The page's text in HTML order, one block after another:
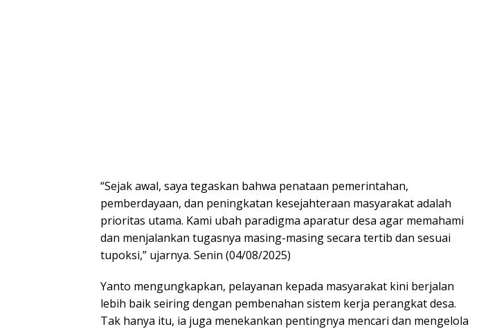
“Sejak awal, saya tegaskan bahwa penataan pemerintahan,
pemberdayaan, dan peningkatan kesejahteraan masyarakat adalah
prioritas utama. Kami ubah paradigma aparatur desa agar memahami
dan menjalankan tugasnya masing-masing secara tertib dan sesuai
tupoksi,” ujarnya. Senin (04/08/2025)
Yanto mengungkapkan, pelayanan kepada masyarakat kini berjalan
lebih baik seiring dengan pembenahan sistem kerja perangkat desa.
Tak hanya itu, ia juga menekankan pentingnya mencari dan mengelola